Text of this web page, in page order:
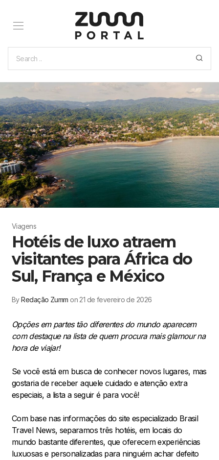
Viagens
Hotéis de luxo atraem
visitantes para África do
Sul, França e México
ByRedação Zumm on 21 de fevereiro de 2026
Opções em partes tão diferentes do mundo aparecem
com destaque na lista de quem procura mais glamour na
hora de viajar!
Se você está em busca de conhecer novos lugares, mas
gostaria de receber aquele cuidado e atenção extra
especiais, a lista a seguir é para você!
Com base nas informações do site especializado Brasil
Travel News, separamos três hotéis, em locais do
mundo bastante diferentes, que oferecem experiências
luxuosas e personalizadas para ninguém achar defeito